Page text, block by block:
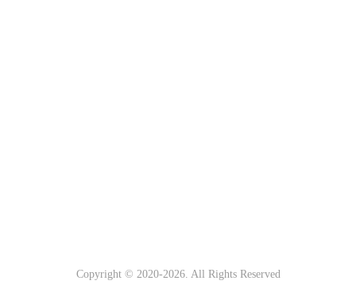
Copyright © 2020-2026. All Rights Reserved